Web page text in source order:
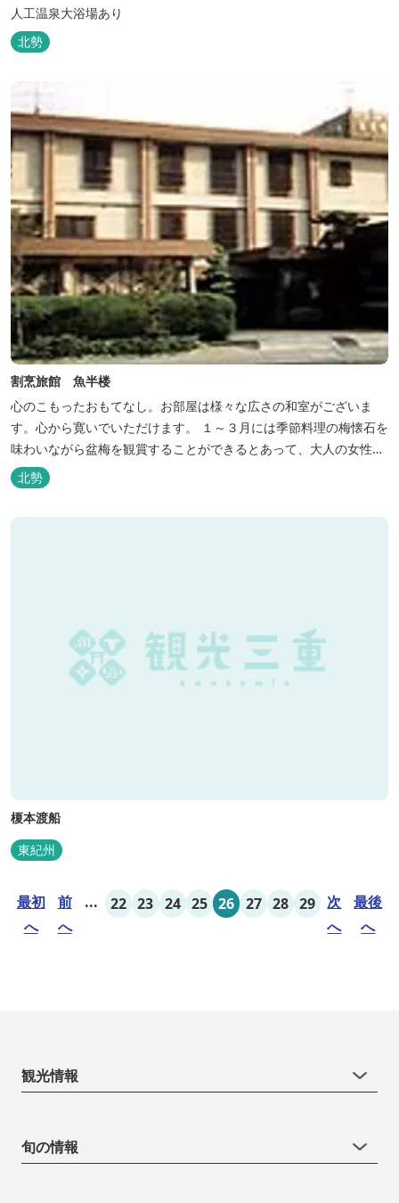
人工温泉大浴場あり
北勢
割烹旅館 魚半楼
心のこもったおもてなし。お部屋は様々な広さの和室がございま
す。心から寛いでいただけます。 １～３月には季節料理の梅懐石を
味わいながら盆梅を観賞することができるとあって、大人の女性に
も人気です。
北勢
榎本渡船
東紀州
最初
へ
前
へ
... 22 23 24 25 26 27 28 29
次
へ
最後
へ
観光情報
旬の情報